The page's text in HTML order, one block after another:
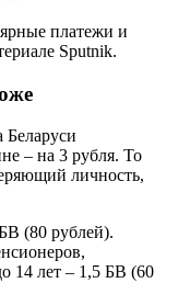
платежи и
Sputnik.
Беларуси
– на 3 рубля. То
личность,
(80 рублей).
14 лет – 1,5 БВ (60